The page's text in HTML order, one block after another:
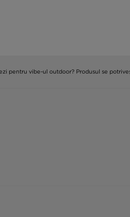
pentru vibe-ul outdoor? Produsul se